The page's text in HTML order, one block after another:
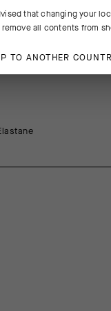
el contenido de los
abrir la cremallera de
junto con la
en la parte
el agua no entre por
that changing your
all contents from
TO ANOTHER